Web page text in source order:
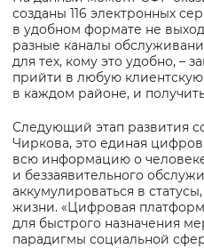
созданы 116 электронных
в удобном формате не
разные каналы
для тех, кому это удобно, –
прийти в любую клиентскую
в каждом районе, и получить
Следующий этап развития
Чиркова, это единая
всю информацию о
и беззаявительного
аккумулироваться в
жизни. «Цифровая
для быстрого назначения
парадигмы социальной